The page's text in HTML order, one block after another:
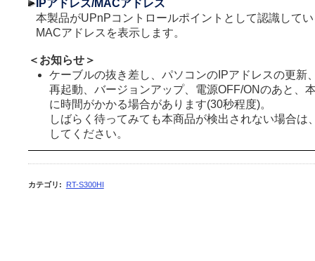
IPアドレス/MACアドレス
本製品がUPnPコントロールポイントとして認識して
MACアドレスを表示します。
＜お知らせ＞
ケーブルの抜き差し、パソコンのIPアドレスの更新
再起動、バージョンアップ、電源OFF/ONのあと、
に時間がかかる場合があります(30秒程度)。
しばらく待ってみても本商品が検出されない場合は
してください。
カテゴリ : RT-S300HI